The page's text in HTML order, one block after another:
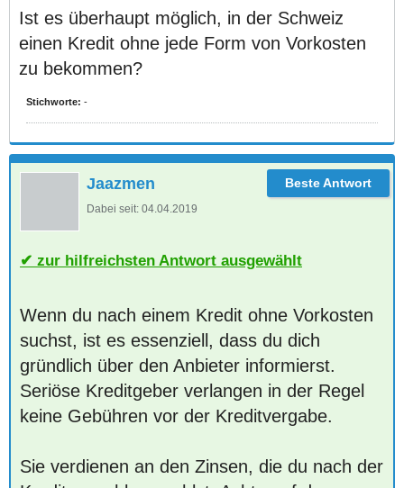
Ist es überhaupt möglich, in der Schweiz
einen Kredit ohne jede Form von Vorkosten
zu bekommen?
Stichworte: -
Jaazmen
Dabei seit: 04.04.2019
zur hilfreichsten Antwort ausgewählt
Wenn du nach einem Kredit ohne Vorkosten
suchst, ist es essenziell, dass du dich
gründlich über den Anbieter informierst.
Seriöse Kreditgeber verlangen in der Regel
keine Gebühren vor der Kreditvergabe.
Sie verdienen an den Zinsen, die du nach der